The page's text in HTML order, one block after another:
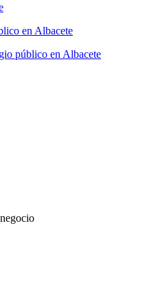
en Albacete
público en Albacete